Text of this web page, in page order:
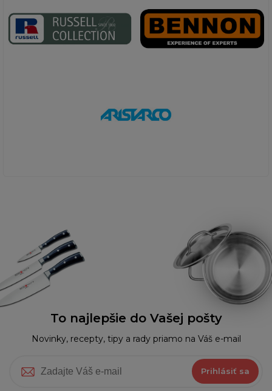
To najlepšie do Vašej pošty
Novinky, recepty, tipy a rady priamo na Váš e-mail
Prihlásiť sa